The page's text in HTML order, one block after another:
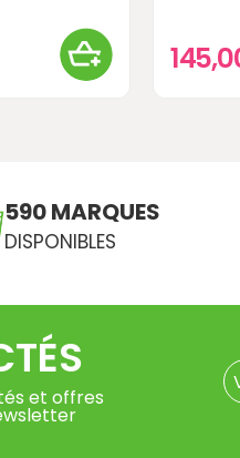
590 MARQUES
DISPONIBLES
et offres